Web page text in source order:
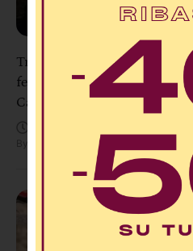
Tragedia sulla SS106 a
feriti dopo uno scontro tra
Catanzarese